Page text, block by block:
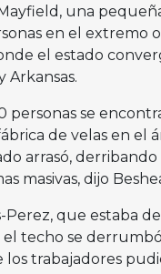
una
en el extremo
el estado
Arkansas.
personas se
de velas en el
arrasó,
masivas, dijo
Perez, que estaba
el techo se
los trabajadores